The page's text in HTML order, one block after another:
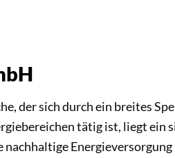
der sich durch ein breites
tätig ist, liegt ein